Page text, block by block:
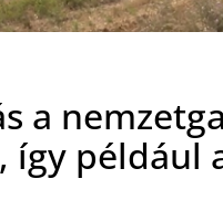
a
így például